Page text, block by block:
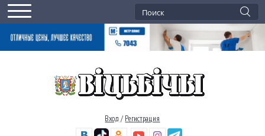
Вход / Регистрация